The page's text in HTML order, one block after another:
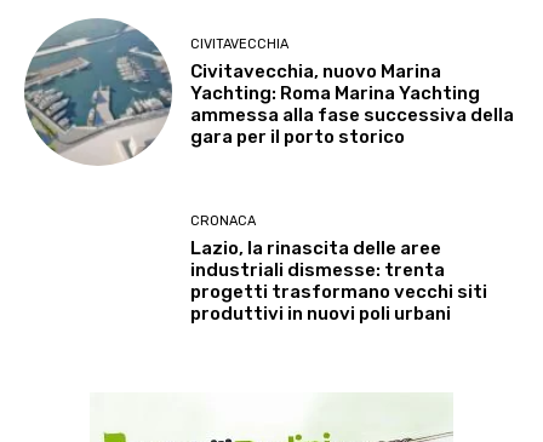
CIVITAVECCHIA
Civitavecchia, nuovo Marina
Yachting: Roma Marina Yachting
ammessa alla fase successiva della
gara per il porto storico
CRONACA
Lazio, la rinascita delle aree
industriali dismesse: trenta
progetti trasformano vecchi siti
produttivi in nuovi poli urbani